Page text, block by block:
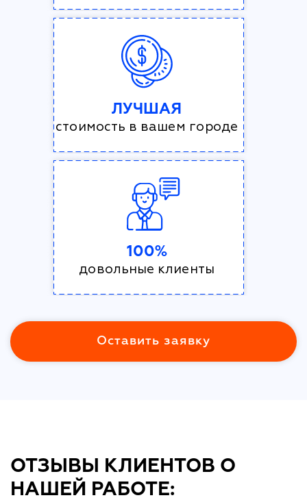
ЛУЧШАЯ
стоимость в вашем городе
100%
довольные клиенты
Оставить заявку
ОТЗЫВЫ КЛИЕНТОВ О
НАШЕЙ РАБОТЕ: